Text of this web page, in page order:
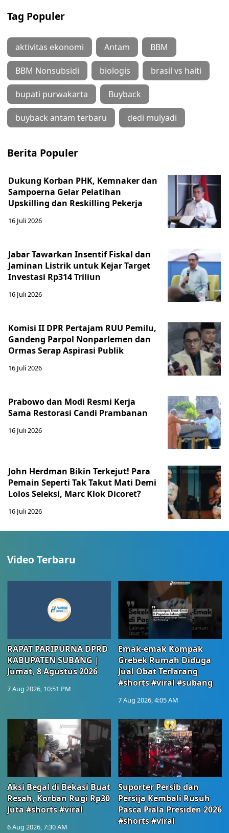
Tag Populer
aktivitas ekonomi Antam BBM
BBM Nonsubsidi biologis brasil vs haiti
bupati purwakarta Buyback
buyback antam terbaru dedi mulyadi
Berita Populer
Dukung Korban PHK, Kemnaker dan
Sampoerna Gelar Pelatihan
Upskilling dan Reskilling Pekerja
16 Juli 2026
Jabar Tawarkan Insentif Fiskal dan
Jaminan Listrik untuk Kejar Target
Investasi Rp314 Triliun
16 Juli 2026
Komisi II DPR Pertajam RUU Pemilu,
Gandeng Parpol Nonparlemen dan
Ormas Serap Aspirasi Publik
16 Juli 2026
Prabowo dan Modi Resmi Kerja
Sama Restorasi Candi Prambanan
16 Juli 2026
John Herdman Bikin Terkejut! Para
Pemain Seperti Tak Takut Mati Demi
Lolos Seleksi, Marc Klok Dicoret?
16 Juli 2026
Video Terbaru
RAPAT PARIPURNA DPRD
KABUPATEN SUBANG |
Jumat, 8 Agustus 2026
7 Aug 2026, 10:51 PM
Emak-emak Kompak
Grebek Rumah Diduga
Jual Obat Terlarang
#shorts #viral #subang
7 Aug 2026, 4:05 AM
Aksi Begal di Bekasi Buat
Resah, Korban Rugi Rp30
Juta #shorts #viral
6 Aug 2026, 7:30 AM
Suporter Persib dan
Persija Kembali Rusuh
Pasca Piala Presiden 2026
#shorts #viral